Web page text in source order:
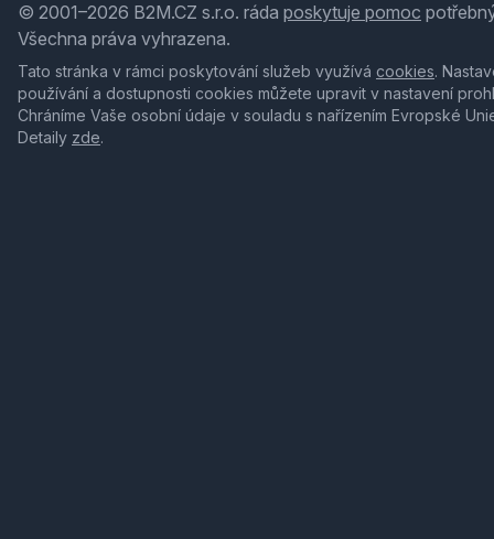
© 2001–2026 B2M.CZ s.r.o. ráda poskytuje pomoc
Všechna práva vyhrazena.
Tato stránka v rámci poskytování služeb využívá cookies.
používání a dostupnosti cookies můžete upravit v nastavení
Chráníme Vaše osobní údaje v souladu s nařízením Evropské
Detaily zde.